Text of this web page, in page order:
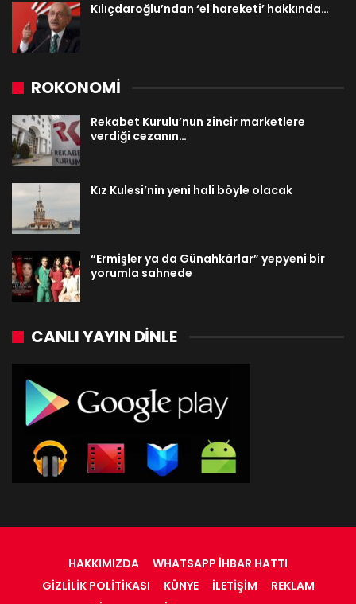
Kılıçdaroğlu’ndan ‘el hareketi’ hakkında…
ROKONOMİ
Rekabet Kurulu’nun zincir marketlere
verdiği cezanın…
Kız Kulesi’nin yeni hali böyle olacak
“Ermişler ya da Günahkârlar” yepyeni bir
yorumla sahnede
CANLI YAYIN DINLE
HAKKIMIZDA
WHATSAPP İHBAR HATTI
GIZLILIK POLITIKASI
KÜNYE İLETIŞIM
REKLAM